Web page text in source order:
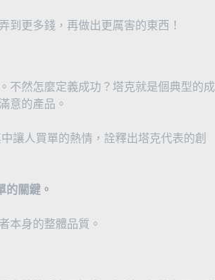
到更多錢，再做出更厲害的東西！
不然怎麼定義成功？塔克就是個典型的成
意的產品。
讓人買單的熱情，詮釋出塔克代表的創
的關鍵。
本身的整體品質。